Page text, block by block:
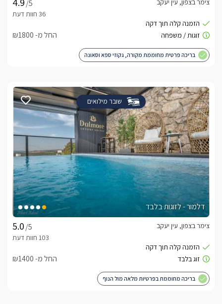
/5 צימר בצפון, עין יעקב
החל מ- ₪1800
בריכה פרטית מחוממת מקורה, גקוזי ספא וסאונה
שובר מילואים
דלמור - לזוגות בלבד
/5
צימר בצפון, עין יעקב
החל מ- ₪1400
בריכה מחוממת בפרטיות מלאה מול הנוף